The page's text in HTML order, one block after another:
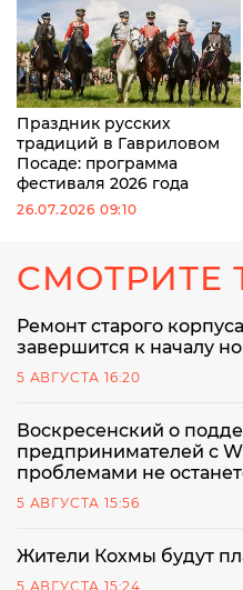
Праздник русских
традиций в Гавриловом
Посаде: программа
фестиваля 2026 года
26.07.2026 09:10
СМОТРИТЕ
Ремонт старого
завершится к началу
5 АВГУСТА 16:20
Воскресенский о
предпринимателей с
проблемами не
5 АВГУСТА 15:56
Жители Кохмы будут
5 АВГУСТА 15:24